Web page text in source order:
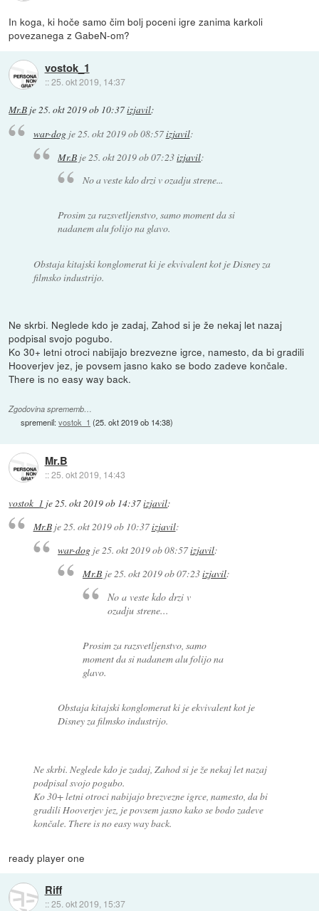
In koga, ki hoče samo čim bolj poceni igre zanima karkoli
povezanega z GabeN-om?
vostok_1
::25. okt 2019, 14:37
Mr.B je25. okt 2019 ob 10:37izjavil:
war-dogje25. okt 2019 ob 08:57izjavil:
Mr.B je 25. okt 2019 ob 07:23izjavil:
No a veste kdo drzi v ozadju strene...
Prosim za razsvetljenstvo, samo moment da si
nadanem alu folijo na glavo.
Obstaja kitajski konglomerat ki je ekvivalent kot je Disney za
filmsko industrijo.
Ne skrbi. Neglede kdo je zadaj, Zahod si je že nekaj let nazaj
podpisal svojo pogubo.
Ko 30+ letni otroci nabijajo brezvezne igrce, namesto, da bi gradili
Hooverjev jez, je povsem jasno kako se bodo zadeve končale.
There is no easy way back.
Zgodovina sprememb…
spremenil:vostok_1 (25. okt 2019 ob 14:38)
Mr.B
::25. okt 2019, 14:43
vostok_1 je 25. okt 2019 ob 14:37izjavil:
Mr.Bje25. okt 2019 ob 10:37izjavil:
war-dog je 25. okt 2019 ob 08:57izjavil:
Mr.B je 25. okt 2019 ob 07:23izjavil:
No a veste kdo drzi v
ozadju strene...
Prosim za razsvetljenstvo, samo
moment da si nadanem alu folijo na
glavo.
Obstaja kitajski konglomerat ki je ekvivalent kot je
Disney za filmsko industrijo.
Ne skrbi. Neglede kdo je zadaj, Zahod si je že nekaj let nazaj
podpisal svojo pogubo.
Ko 30+ letni otroci nabijajo brezvezne igrce, namesto, da bi
gradili Hooverjev jez, je povsem jasno kako se bodo zadeve
končale. There is no easy way back.
ready player one
Riff
::25. okt 2019, 15:37